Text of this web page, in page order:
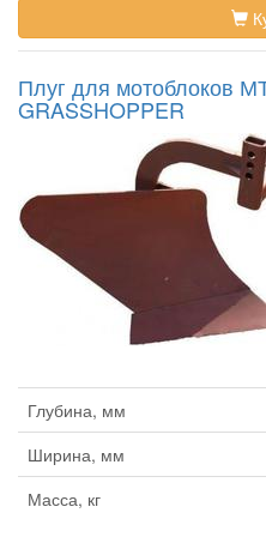
Плуг для мотоблоков
GRASSHOPPER
Глубина, мм
Ширина, мм
Масса, кг